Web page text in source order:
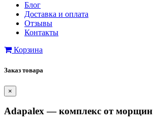
Блог
Доставка и оплата
Отзывы
Контакты
Корзина
Заказ товара
×
Adapalex — комплекс от морщин